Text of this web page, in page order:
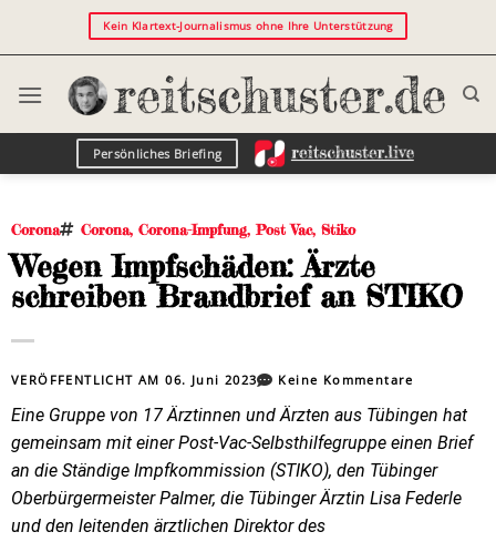
Kein Klartext-Journalismus ohne Ihre Unterstützung
Persönliches Briefing
Corona Corona, Corona-Impfung,Post Vac, Stiko
Wegen Impfschäden: Ärzte
schreiben Brandbrief an STIKO
VERÖFFENTLICHT AM06. Juni 2023 Keine Kommentare
Eine Gruppe von 17 Ärztinnen und Ärzten aus Tübingen hat
gemeinsam mit einer Post-Vac-Selbsthilfegruppe einen Brief
an die Ständige Impfkommission (STIKO), den Tübinger
Oberbürgermeister Palmer, die Tübinger Ärztin Lisa Federle
und den leitenden ärztlichen Direktor des